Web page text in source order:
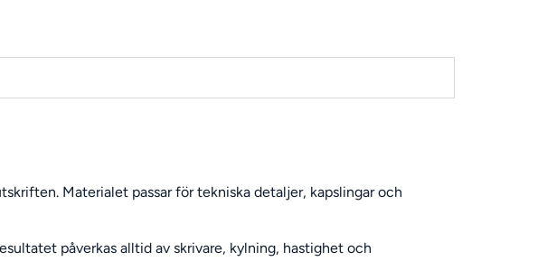
Materialet passar för tekniska detaljer, kapslingar och
påverkas alltid av skrivare, kylning, hastighet och